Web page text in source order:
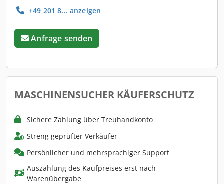
+49 201 8... anzeigen
Anfrage senden
MASCHINENSUCHER KÄUFERSCHUTZ
Sichere Zahlung über Treuhandkonto
Streng geprüfter Verkäufer
Persönlicher und mehrsprachiger Support
Auszahlung des Kaufpreises erst nach
Warenübergabe